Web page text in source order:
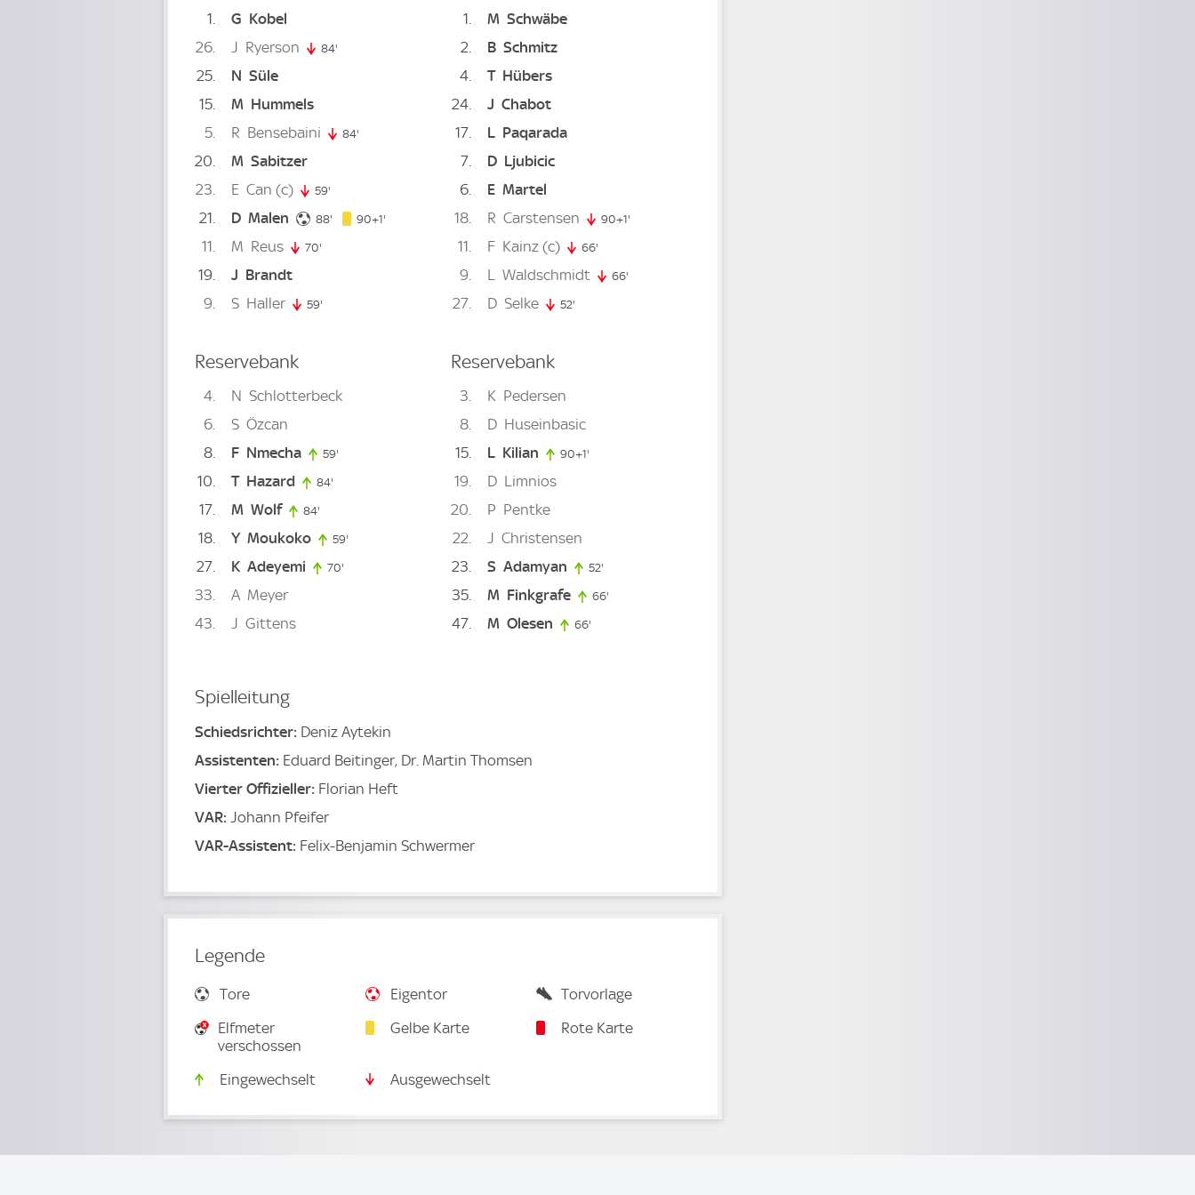
1 G Kobel
26
J Ryerson 84'
25 N Süle
15
M Hummels
5
R Bensebaini 84'
20 M Sabitzer
23
E Can (c) 59'
21 D Malen 88' 88. minute
90+1'
11 M Reus 70'
19 J Brandt
9
S Haller 59'
Reservebank
4 N Schlotterbeck
6
S Özcan
8
F Nmecha 59'
10 T Hazard 84'
17 M Wolf 84'
18 Y Moukoko 59'
27 K Adeyemi 70'
33 A Meyer
43
J Gittens
1 M Schwäbe
2
B Schmitz
4
T Hübers
24
J Chabot
17
L Paqarada
7
D Ljubicic
6
E Martel
18
R Carstensen 90+1'
11 F Kainz(c) 66'
9 L Waldschmidt 66'
27 D Selke 52'
Reservebank
3 K Pedersen
8
D Huseinbasic
15
L Kilian 90+1'
19 D Limnios
20
P Pentke
22
J Christensen
23
S Adamyan 52'
35 M Finkgrafe 66'
47 M Olesen 66'
Spielleitung
Schiedsrichter: Deniz Aytekin
Assistenten: Eduard Beitinger, Dr. Martin Thomsen
Vierter Offizieller: Florian Heft
VAR: Johann Pfeifer
VAR-Assistent: Felix-Benjamin Schwermer
Legende
Tore Eigentor
Torvorlage
Elfmeter
verschossen
Gelbe Karte Rote Karte
Eingewechselt Ausgewechselt